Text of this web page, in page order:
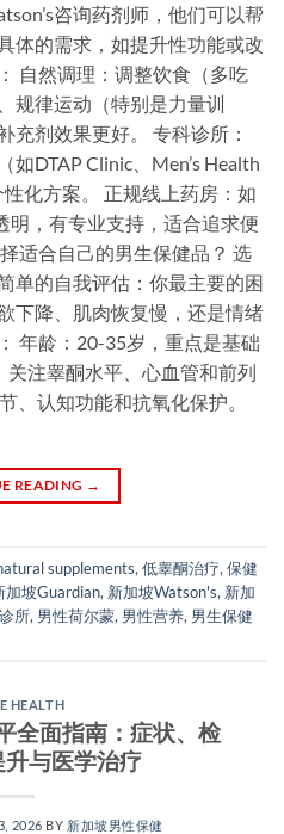
咨询药剂师，他们可以帮
体的需求，如提升性功能或改
自然调理：调整饮食（多吃
规律运动（特别是力量训
充剂效果更好。 专科诊所：
DTAP Clinic、Men’s Health
化方案。 正规线上药房：如
明，有专业支持，适合追求便
适合自己的男生保健品？ 选
单的自我评估：你最主要的困
下降、肌肉恢复慢，还是情绪
年龄：20-35岁，重点是基础
注睾酮水平、心血管和前列
、认知功能和抗氧化保护。
READING →
supplements, 低睾酮治疗, 保健
加坡Guardian, 新加坡Watson's, 新加
所, 男性荷尔蒙, 男性营养, 男生保健
HEALTH
全面指南：症状、检
与医学治疗
2026 BY 新加坡男性保健​